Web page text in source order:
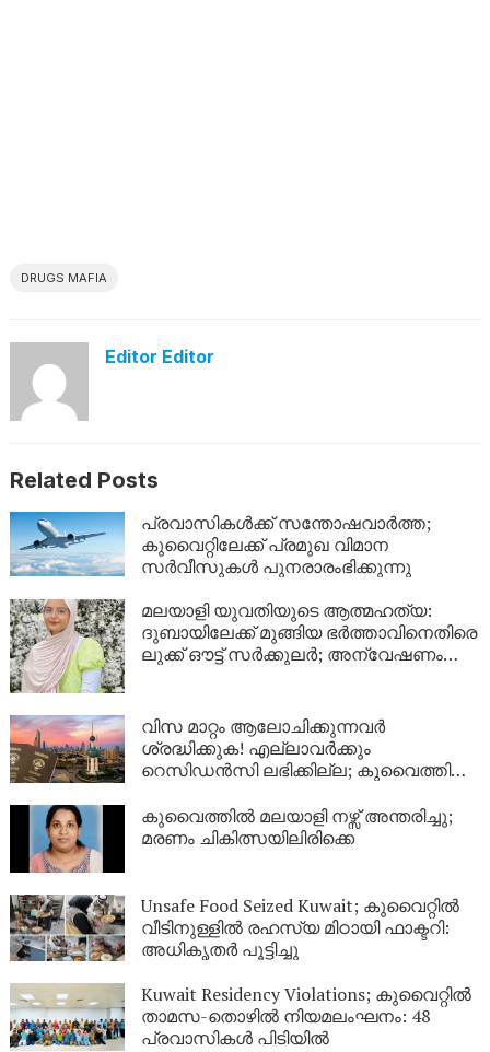
DRUGS MAFIA
Editor Editor
Related Posts
പ്രവാസികൾക്ക് സന്തോഷവാർത്ത;
കുവൈറ്റിലേക്ക് പ്രമുഖ വിമാന
സർവീസുകൾ പുനരാരംഭിക്കുന്നു
മലയാളി യുവതിയുടെ ആത്മഹത്യ:
ദുബായിലേക്ക് മുങ്ങിയ ഭർത്താവിനെതിരെ
ലുക്ക് ഔട്ട് സർക്കുലർ; അന്വേഷണം
വിസ മാറ്റം ആലോചിക്കുന്നവർ
ശ്രദ്ധിക്കുക! എല്ലാവർക്കും
റെസിഡൻസി ലഭിക്കില്ല; കുവൈത്തിന്റെ
കുവൈത്തിൽ മലയാളി നഴ്സ് അന്തരിച്ചു;
മരണം ചികിത്സയിലിരിക്കെ
Unsafe Food Seized Kuwait; കുവൈറ്റിൽ
വീടിനുള്ളിൽ രഹസ്യ മിഠായി ഫാക്ടറി:
അധികൃതർ പൂട്ടിച്ചു
Kuwait Residency Violations; കുവൈറ്റിൽ
താമസ-തൊഴിൽ നിയമലംഘനം: 48
പ്രവാസികൾ പിടിയിൽ